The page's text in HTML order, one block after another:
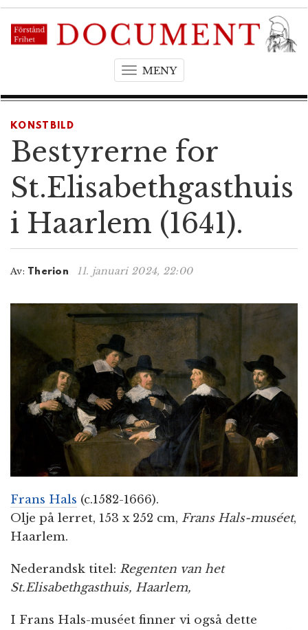
MENYT
g
a
v
g
t
o
n
KONSTBILD
Bestyrerne for
St.Elisabethgasthuis
i Haarlem (1641).
Av: Therion 11. januari 2024, 22:00
Frans Hals (c.1582-1666).
Olje på lerret, 153 x 252 cm, Frans Hals-muséet,
Haarlem.
Nederandsk titel: Regenten van het
St.Elisabethgasthuis, Haarlem,
I Frans Hals-muséet finner vi også dette